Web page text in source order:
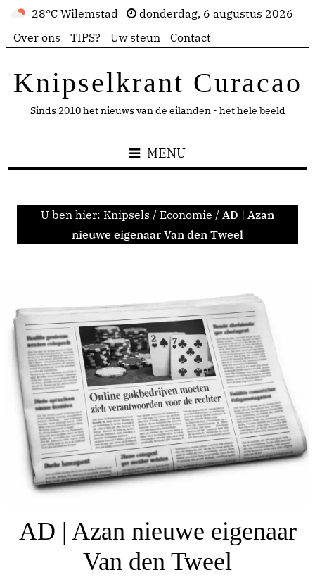
28°C Wilemstad
donderdag, 6 augustus 2026
Over ons
TIPS? Uw steun Contact
Knipselkrant Curacao
Sinds 2010 het nieuws van de eilanden - het hele beeld
MENU
U ben hier: Knipsels / Economie / AD | Azan
nieuwe eigenaar Van den Tweel
AD | Azan nieuwe eigenaar
Van den Tweel